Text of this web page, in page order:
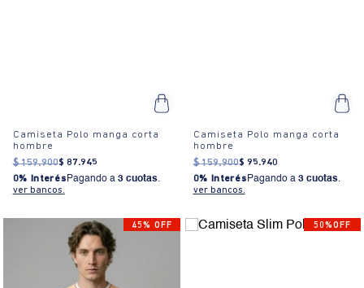
Camiseta Polo manga corta
hombre
$ 159.900$ 87.945
0% Interés Pagando a 3 cuotas.
ver bancos.
Camiseta Polo manga corta
hombre
$ 159.900$ 95.940
0% Interés Pagando a 3 cuotas.
ver bancos.
45% OFF 50%OFF